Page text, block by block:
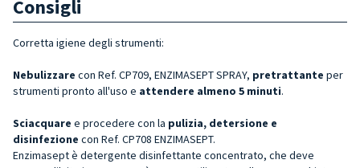
Consigli
Corretta igiene degli strumenti:
Nebulizzare con Ref. CP709, ENZIMASEPT SPRAY, pretrattante per
strumenti pronto all'uso e attendere almeno 5 minuti.
Sciacquare e procedere con la pulizia, detersione e
disinfezione con Ref. CP708 ENZIMASEPT.
Enzimasept è detergente disinfettante concentrato, che deve